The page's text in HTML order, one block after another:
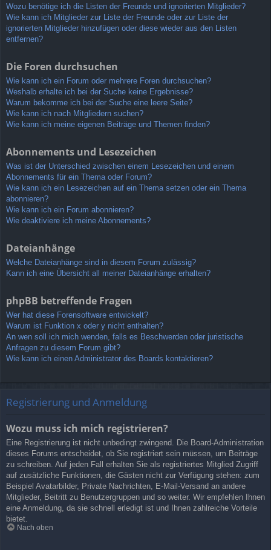
Wozu benötige ich die Listen der Freunde und ignorierten Mitglieder?
Wie kann ich Mitglieder zur Liste der Freunde oder zur Liste der
ignorierten Mitglieder hinzufügen oder diese wieder aus den Listen
entfernen?
Die Foren durchsuchen
Wie kann ich ein Forum oder mehrere Foren durchsuchen?
Weshalb erhalte ich bei der Suche keine Ergebnisse?
Warum bekomme ich bei der Suche eine leere Seite?
Wie kann ich nach Mitgliedern suchen?
Wie kann ich meine eigenen Beiträge und Themen finden?
Abonnements und Lesezeichen
Was ist der Unterschied zwischen einem Lesezeichen und einem
Abonnements für ein Thema oder Forum?
Wie kann ich ein Lesezeichen auf ein Thema setzen oder ein Thema
abonnieren?
Wie kann ich ein Forum abonnieren?
Wie deaktiviere ich meine Abonnements?
Dateianhänge
Welche Dateianhänge sind in diesem Forum zulässig?
Kann ich eine Übersicht all meiner Dateianhänge erhalten?
phpBB betreffende Fragen
Wer hat diese Forensoftware entwickelt?
Warum ist Funktion x oder y nicht enthalten?
An wen soll ich mich wenden, falls es Beschwerden oder juristische
Anfragen zu diesem Forum gibt?
Wie kann ich einen Administrator des Boards kontaktieren?
Registrierung und Anmeldung
Wozu muss ich mich registrieren?
Eine Registrierung ist nicht unbedingt zwingend. Die Board-Administration
dieses Forums entscheidet, ob Sie registriert sein müssen, um Beiträge
zu schreiben. Auf jeden Fall erhalten Sie als registriertes Mitglied Zugriff
auf zusätzliche Funktionen, die Gästen nicht zur Verfügung stehen: zum
Beispiel Avatarbilder, Private Nachrichten, E-Mail-Versand an andere
Mitglieder, Beitritt zu Benutzergruppen und so weiter. Wir empfehlen Ihnen
eine Anmeldung, da sie schnell erledigt ist und Ihnen zahlreiche Vorteile
bietet.
Nach oben